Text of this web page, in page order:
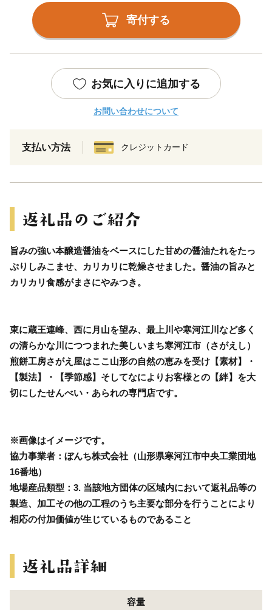
寄付する
お気に入りに追加する
お問い合わせについて
支払い方法 クレジットカード
旨みの強い本醸造醤油をベースにした甘めの醤油たれをたっ
ぷりしみこませ、カリカリに乾燥させました。醤油の旨みと
カリカリ食感がまさにやみつき。
東に蔵王連峰、西に月山を望み、最上川や寒河江川など多く
の清らかな川につつまれた美しいまち寒河江市（さがえし）
煎餅工房さがえ屋はここ山形の自然の恵みを受け【素材】・
【製法】・【季節感】そしてなによりお客様との【絆】を大
切にしたせんべい・あられの専門店です。
※画像はイメージです。
協力事業者：ぼんち株式会社（山形県寒河江市中央工業団地
16番地）
地場産品類型：3. 当該地方団体の区域内において返礼品等の
製造、加工その他の工程のうち主要な部分を行うことにより
相応の付加価値が生じているものであること
容量